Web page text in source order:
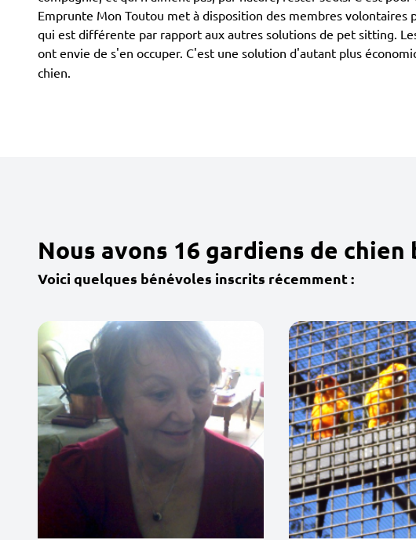
Emprunte Mon Toutou met à disposition des membres
qui est différente par rapport aux autres solutions de pet sitting.
ont envie de s'en occuper. C'est une solution d'autant plus
chien.
Nous avons 16 gardiens de
Voici quelques bénévoles inscrits récemment :